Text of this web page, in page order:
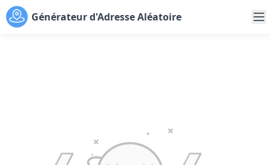
Générateur d'Adresse Aléatoire